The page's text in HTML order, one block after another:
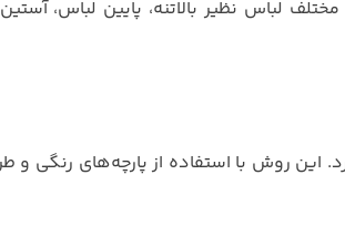
لباس نظیر بالاتنه، پایین لباس،
این روش با استفاده از پارچه‌های رنگی و